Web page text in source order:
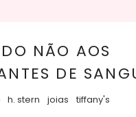
NÃO AOS
DE
h. stern joias tiffany's